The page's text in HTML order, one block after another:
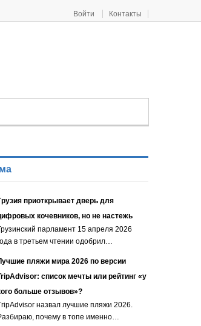
Войти Контакты
приоткрывает дверь для
кочевников, но не настежь
парламент 15 апреля 2026
в третьем чтении одобрил…
пляжи мира 2026 по версии
список мечты или рейтинг «у
больше отзывов»?
назвал лучшие пляжи 2026.
почему в топе именно…